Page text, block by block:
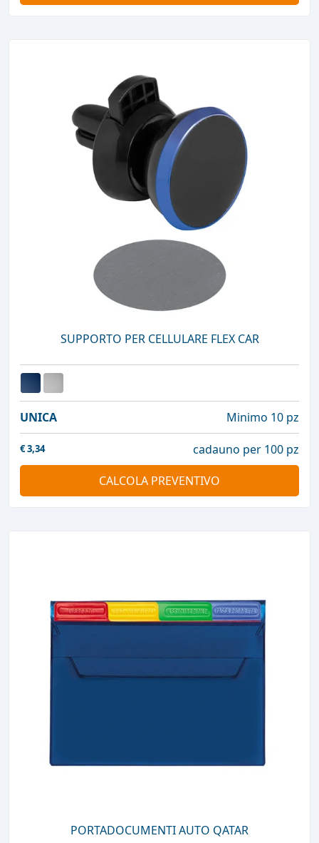
SUPPORTO PER CELLULARE FLEX CAR
UNICA Minimo 10 pz
€3,34
cadauno per 100 pz
CALCOLA PREVENTIVO
PORTADOCUMENTI AUTO QATAR